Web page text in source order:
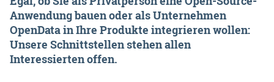
Anwendung bauen oder als Unternehmen
OpenData in Ihre Produkte integrieren wollen:
Unsere Schnittstellen stehen allen
Interessierten offen.